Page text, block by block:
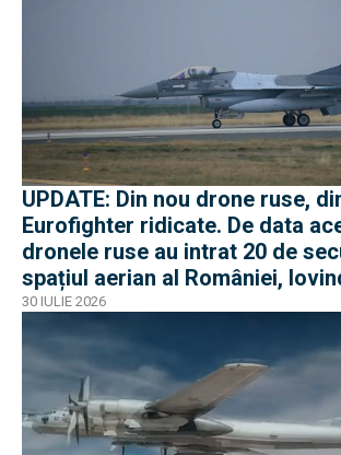
UPDATE: Din nou drone ruse,
Eurofighter ridicate. De data
dronele ruse au intrat 20 de
spațiul aerian al României,
Ucraina
30 IULIE 2026